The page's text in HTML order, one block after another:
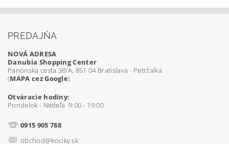
PREDAJŇA
NOVÁ ADRESA
Danubia Shopping Center
Panónska cesta 38/A, 851 04 Bratislava - Petržalka
(MAPA cez Google)
Otváracie hodiny:
Pondelok - Nedeľa 9:00 - 19:00
0915 905 788
obchod@kociky.sk